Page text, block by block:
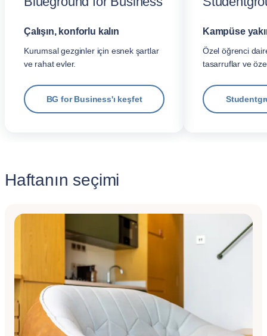
Çalışın, konforlu kalın
Kurumsal gezginler için esnek şartlar
ve rahat evler.
BG for Business'ı keşfet
Kampüse
Özel öğrenci
tasarruflar ve
Haftanın seçimi